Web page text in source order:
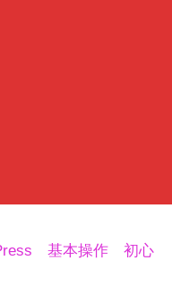
基本操作 初心